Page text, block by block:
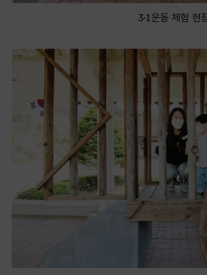
3·1운동 체험 현